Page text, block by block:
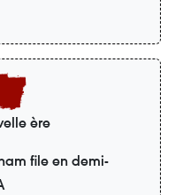
ère
file en demi-